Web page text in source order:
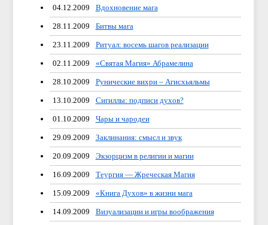
04.12.2009 Вдохновение мага
28.11.2009 Битвы мага
23.11.2009 Ритуал: восемь шагов реализации
02.11.2009 «Святая Магия» Абрамелина
28.10.2009 Рунические вихри – Агисхьяльмы
13.10.2009 Сигиллы: подписи духов?
01.10.2009 Чары и чародеи
29.09.2009 Заклинания: смысл и звук
20.09.2009 Экзорцизм в религии и магии
16.09.2009 Теургия — Жреческая Магия
15.09.2009 «Книга Духов» в жизни мага
14.09.2009 Визуализации и игры воображения